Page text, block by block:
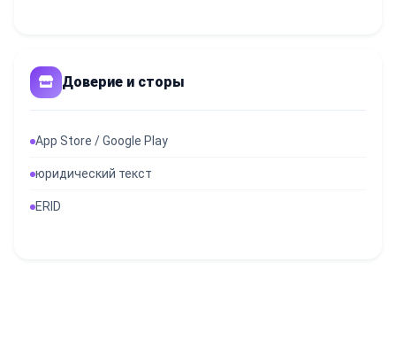
Доверие и сторы
App Store / Google Play
юридический текст
ERID